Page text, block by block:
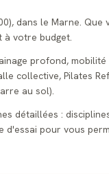
dans le Marne.
à votre budget.
profond,
collective, Pilates
au sol).
détaillées :
pour vous